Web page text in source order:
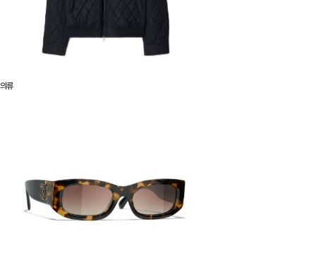
의류